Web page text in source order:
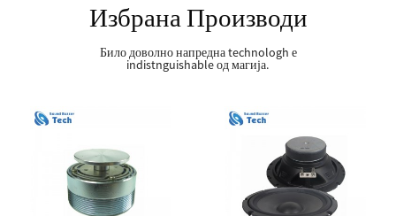
Избрана Производи
Било доволно напредна technologh е
indistnguishable од магија.